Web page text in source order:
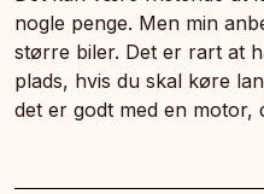
nogle penge. Men min
større biler. Det er rart at
plads, hvis du skal køre
det er godt med en